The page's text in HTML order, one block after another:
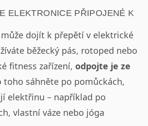
ELEKTRONICE PŘIPOJENÉ K
dojít k přepětí v elektrické
běžecký pás, rotoped nebo
fitness zařízení, odpojte je ze
toho sáhněte po pomůckách,
elektřinu – například po
vlastní váze nebo jóga